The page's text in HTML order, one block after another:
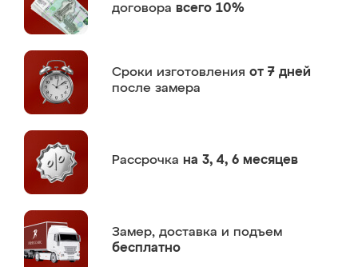
договора всего 10%
Сроки изготовления от 7 дней
после замера
Рассрочка на 3, 4, 6 месяцев
Замер, доставка и подъем
бесплатно